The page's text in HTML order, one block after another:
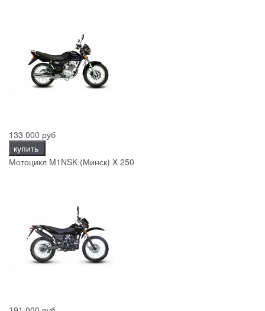
133 000 руб
купить
Мотоцикл M1NSK (Минск) X 250